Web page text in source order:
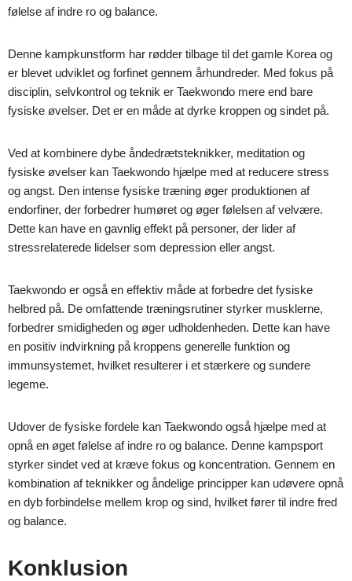
følelse af indre ro og balance.
Denne kampkunstform har rødder tilbage til det gamle Korea og
er blevet udviklet og forfinet gennem århundreder. Med fokus på
disciplin, selvkontrol og teknik er Taekwondo mere end bare
fysiske øvelser. Det er en måde at dyrke kroppen og sindet på.
Ved at kombinere dybe åndedrætsteknikker, meditation og
fysiske øvelser kan Taekwondo hjælpe med at reducere stress
og angst. Den intense fysiske træning øger produktionen af
endorfiner, der forbedrer humøret og øger følelsen af velvære.
Dette kan have en gavnlig effekt på personer, der lider af
stressrelaterede lidelser som depression eller angst.
Taekwondo er også en effektiv måde at forbedre det fysiske
helbred på. De omfattende træningsrutiner styrker musklerne,
forbedrer smidigheden og øger udholdenheden. Dette kan have
en positiv indvirkning på kroppens generelle funktion og
immunsystemet, hvilket resulterer i et stærkere og sundere
legeme.
Udover de fysiske fordele kan Taekwondo også hjælpe med at
opnå en øget følelse af indre ro og balance. Denne kampsport
styrker sindet ved at kræve fokus og koncentration. Gennem en
kombination af teknikker og åndelige principper kan udøvere opnå
en dyb forbindelse mellem krop og sind, hvilket fører til indre fred
og balance.
Konklusion